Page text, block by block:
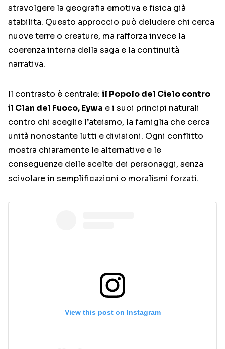
stravolgere la geografia emotiva e fisica già
stabilita. Questo approccio può deludere chi cerca
nuove terre o creature, ma rafforza invece la
coerenza interna della saga e la continuità
narrativa.
Il contrasto è centrale: il Popolo del Cielo contro
il Clan del Fuoco, Eywa e i suoi principi naturali
contro chi sceglie l’ateismo, la famiglia che cerca
unità nonostante lutti e divisioni. Ogni conflitto
mostra chiaramente le alternative e le
conseguenze delle scelte dei personaggi, senza
scivolare in semplificazioni o moralismi forzati.
View this post on Instagram